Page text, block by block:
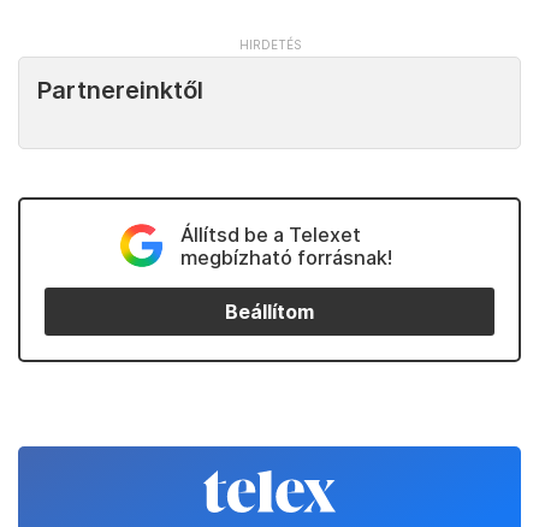
Partnereinktől
Állítsd be a Telexet
megbízható forrásnak!
Beállítom